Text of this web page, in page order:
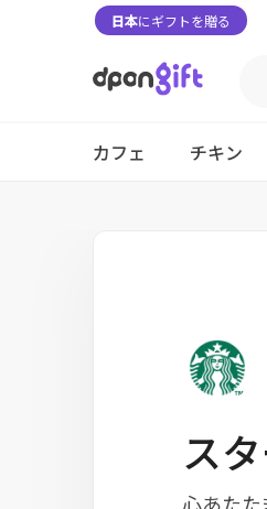
日本にギフトを贈る
カフェ チキン
ス